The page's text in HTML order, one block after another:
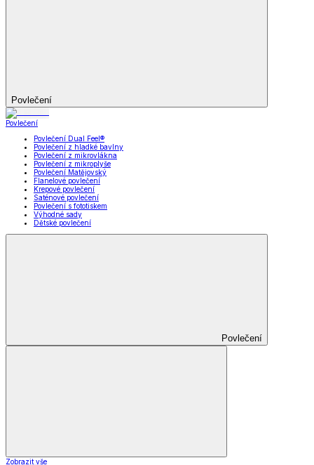
Povlečení
Povlečení
Povlečení Dual Feel®
Povlečení z hladké bavlny
Povlečení z mikrovlákna
Povlečení z mikroplyše
Povlečení Matějovský
Flanelové povlečení
Krepové povlečení
Saténové povlečení
Povlečení s fototiskem
Výhodné sady
Dětské povlečení
Povlečení
Zobrazit vše